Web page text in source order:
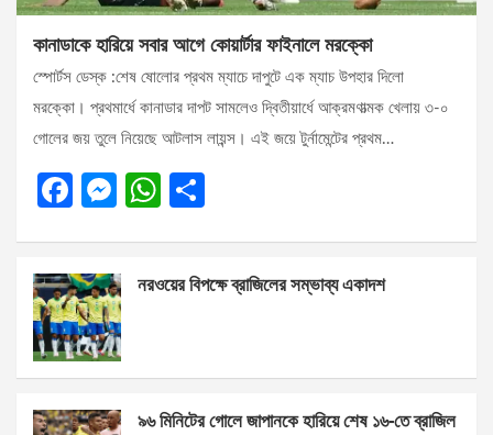
কানাডাকে হারিয়ে সবার আগে কোয়ার্টার ফাইনালে মরক্কো
স্পোর্টস ডেস্ক :শেষ ষোলোর প্রথম ম্যাচে দাপুটে এক ম্যাচ উপহার দিলো
মরক্কো। প্রথমার্ধে কানাডার দাপট সামলেও দ্বিতীয়ার্ধে আক্রমণাত্মক খেলায় ৩-০
গোলের জয় তুলে নিয়েছে আটলাস লায়ন্স। এই জয়ে টুর্নামেন্টের প্রথম…
F
b
o
o
k
M
n
g
er
W
s
p
e
নরওয়ের বিপক্ষে ব্রাজিলের সম্ভাব্য একাদশ
৯৬ মিনিটের গোলে জাপানকে হারিয়ে শেষ ১৬-তে ব্রাজিল